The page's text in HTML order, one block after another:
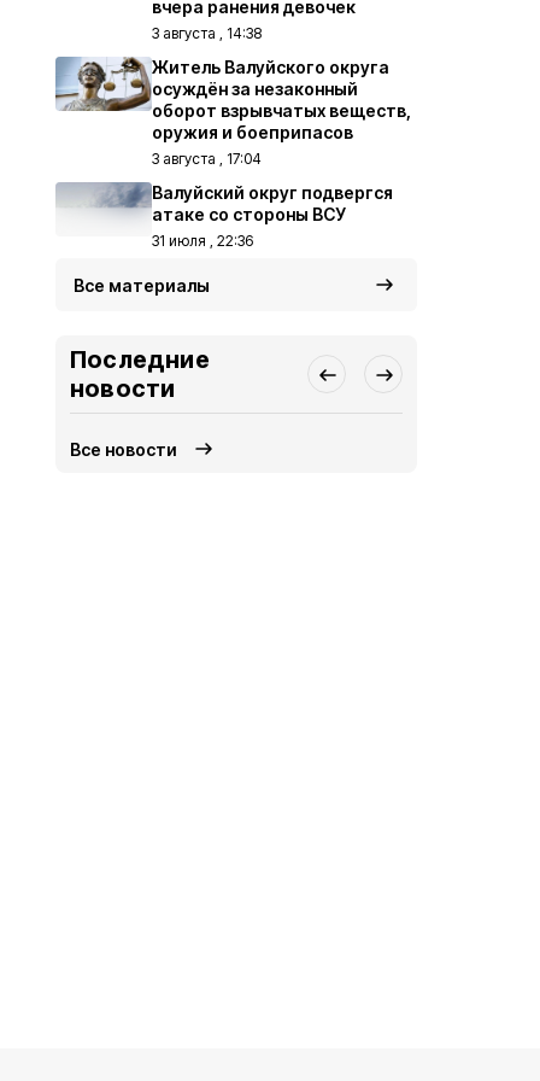
вчера ранения девочек
3 августа , 14:38
Житель Валуйского округа
осуждён за незаконный
оборот взрывчатых веществ,
оружия и боеприпасов
3 августа , 17:04
Валуйский округ подвергся
атаке со стороны ВСУ
31 июля , 22:36
Все материалы
Последние
новости
Все новости